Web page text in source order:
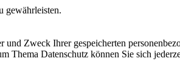
gewährleisten.
Zweck Ihrer gespeicherten
Datenschutz können Sie sich